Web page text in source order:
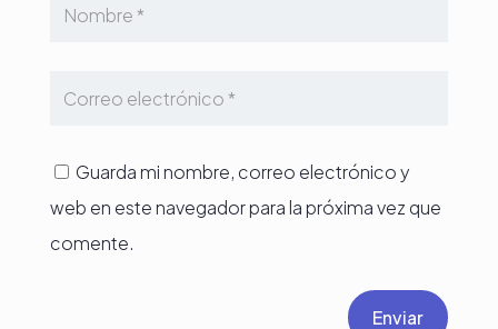
Guarda mi nombre, correo electrónico y
web en este navegador para la próxima vez que
comente.
Enviar